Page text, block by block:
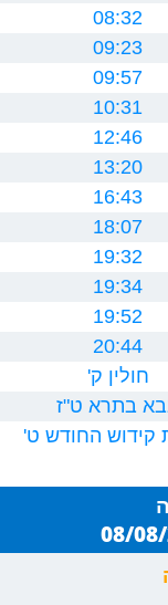
08:32
09:23
09:57
10:31
12:46
13:20
16:43
18:07
19:32
19:34
19:52
20:44
חולין ק'
בתרא ט"ז
קידוש החודש ט'